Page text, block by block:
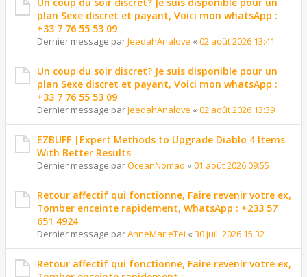
plan Sexe discret et payant, Voici mon whatsApp :
+33 7 76 55 53 09
Dernier message parJeedahAnalove « 02 août 2026 13:41
Un coup du soir discret? Je suis disponible pour un
plan Sexe discret et payant, Voici mon whatsApp :
+33 7 76 55 53 09
Dernier message parJeedahAnalove « 02 août 2026 13:39
EZBUFF |Expert Methods to Upgrade Diablo 4 Items
With Better Results
Dernier message parOceanNomad « 01 août 2026 09:55
Retour affectif qui fonctionne, Faire revenir votre ex,
Tomber enceinte rapidement, WhatsApp : +233 57
651 4924
Dernier message parAnneMarieTei « 30 juil. 2026 15:32
Retour affectif qui fonctionne, Faire revenir votre ex,